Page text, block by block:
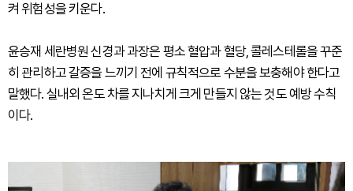
켜 위험성을 키운다.
윤승재 세란병원 신경과 과장은 평소 혈압과 혈당, 콜레스테롤을 꾸준
히 관리하고 갈증을 느끼기 전에 규칙적으로 수분을 보충해야 한다고
말했다. 실내외 온도 차를 지나치게 크게 만들지 않는 것도 예방 수칙
이다.